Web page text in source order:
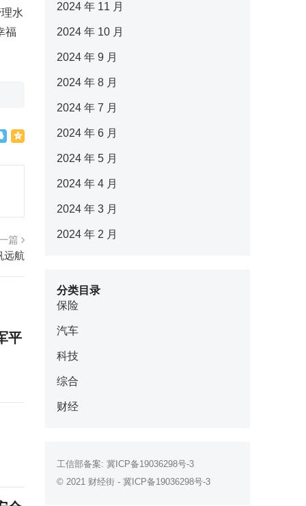
水
福
篇
远航
平
2024 年 11 月
2024 年 10 月
2024 年 9 月
2024 年 8 月
2024 年 7 月
2024 年 6 月
2024 年 5 月
2024 年 4 月
2024 年 3 月
2024 年 2 月
分类目录
保险
汽车
科技
综合
财经
工信部备案: 冀ICP备19036298号-3
© 2021 财经街 - 冀ICP备19036298号-3